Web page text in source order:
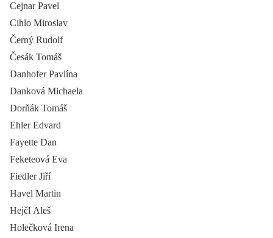
Cejnar Pavel
Cihlo Miroslav
Černý Rudolf
Česák Tomáš
Danhofer Pavlína
Danková Michaela
Dorňák Tomáš
Ehler Edvard
Fayette Dan
Feketeová Eva
Fiedler Jiří
Havel Martin
Hejčl Aleš
Holečková Irena